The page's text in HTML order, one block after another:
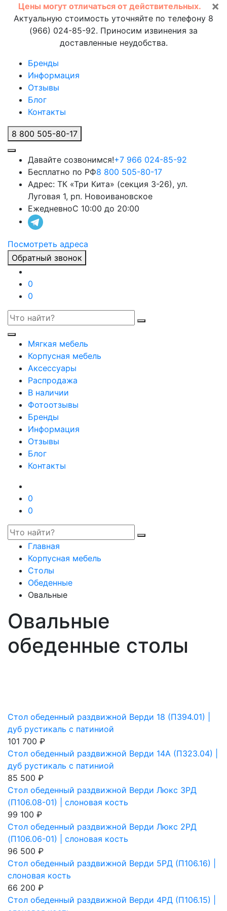
×
Цены могут отличаться от действительных.
Актуальную стоимость уточняйте по телефону 8
(966) 024-85-92. Приносим извинения за
доставленные неудобства.
Бренды
Информация
Отзывы
Блог
Контакты
8 800 505-80-17
Давайте созвонимся!+7 966 024-85-92
Бесплатно по РФ8 800 505-80-17
Адрес: ТК «Три Кита» (секция 3-26), ул.
Луговая 1, рп. Новоивановское
ЕжедневноС 10:00 до 20:00
Посмотреть адреса
Обратный звонок
0
0
Мягкая мебель
Корпусная мебель
Аксессуары
Распродажа
В наличии
Фотоотзывы
Бренды
Информация
Отзывы
Блог
Контакты
0
0
Главная
Корпусная мебель
Столы
Обеденные
Овальные
Овальные
обеденные столы
Стол обеденный раздвижной Верди 18 (П394.01) |
дуб рустикаль с патиниой
101 700 ₽
Стол обеденный раздвижной Верди 14А (П323.04) |
дуб рустикаль с патиниой
85 500 ₽
Стол обеденный раздвижной Верди Люкс 3PД
(П106.08-01) | слоновая кость
99 100 ₽
Стол обеденный раздвижной Верди Люкс 2РД
(П106.06-01) | слоновая кость
96 500 ₽
Стол обеденный раздвижной Верди 5РД (П106.16) |
слоновая кость
66 200 ₽
Стол обеденный раздвижной Верди 4РД (П106.15) |